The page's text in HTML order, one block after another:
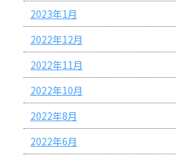
2023年1月
2022年12月
2022年11月
2022年10月
2022年8月
2022年6月